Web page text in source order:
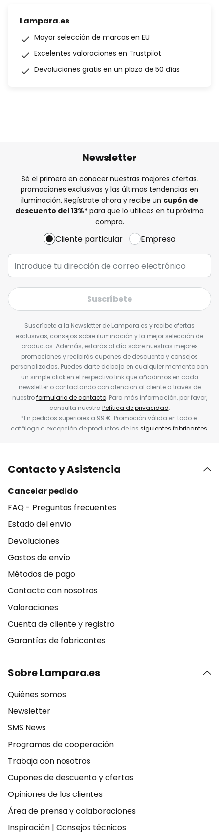
Lampara.es
Mayor selección de marcas en EU
Excelentes valoraciones en Trustpilot
Devoluciones gratis en un plazo de 50 días
Newsletter
Sé el primero en conocer nuestras mejores ofertas,
promociones exclusivas y las últimas tendencias en
iluminación. Regístrate ahora y recibe un cupón de
descuento del13%* para que lo utilices en tu próxima
compra.
Cliente particular Empresa
Suscríbete
Suscríbete a la Newsletter de Lampara.es y recibe ofertas
exclusivas, consejos sobre iluminación y la mejor selección de
productos. Además, estarás al día sobre nuestras mejores
promociones y recibirás cupones de descuento y consejos
personalizados. Puedes darte de baja en cualquier momento con
un simple click en el respectivo link que añadimos en cada
newsletter o contactando con atención al cliente a través de
nuestroformulario de contacto. Para más información, por favor,
consulta nuestra Política de privacidad.
*En pedidos superiores a 99 €. Promoción válida en todo el
catálogo a excepción de productos de los siguientes fabricantes.
Contacto y Asistencia
Cancelar pedido
FAQ - Preguntas frecuentes
Estado del envío
Devoluciones
Gastos de envío
Métodos de pago
Contacta con nosotros
Valoraciones
Cuenta de cliente y registro
Garantías de fabricantes
Sobre Lampara.es
Quiénes somos
Newsletter
SMS News
Programas de cooperación
Trabaja con nosotros
Cupones de descuento y ofertas
Opiniones de los clientes
Área de prensa y colaboraciones
Inspiración | Consejos técnicos